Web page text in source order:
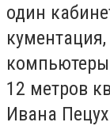
один
12 метров
Ивана